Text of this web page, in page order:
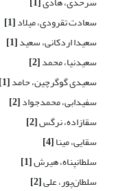
سعادت تقرودی، میلاد[1]
سعیدا اردکانی، سعید[1]
سعیدنیا، محمد[2]
سعیدی گوگرچین، حامد[1]
سفیدابی، محمدجواد[2]
سقازاده، نرگس[2]
سقایی، مینا[4]
سلطانپناه، هیرش[1]
سلطان‌پور، علی[2]